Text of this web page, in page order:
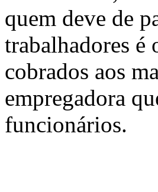
quem deve de
trabalhadores é
cobrados aos
empregadora
funcionários.